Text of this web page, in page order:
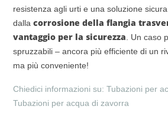
resistenza agli urti e una soluzione
dalla corrosione della flangia
vantaggio per la sicurezza . Un caso
spruzzabili – ancora più efficiente di un
ma più conveniente!
Chiedici informazioni su: Tubazioni per
Tubazioni per acqua di zavorra